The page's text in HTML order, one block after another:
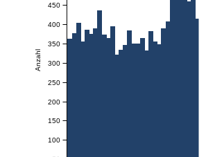
Anzahl
100
150
200
250
300
350
400
450